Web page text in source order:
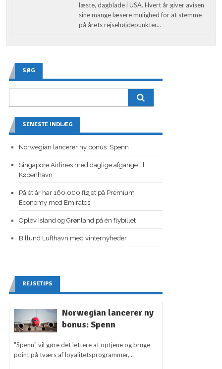
læste, dagblade i USA. Hvert år giver avisen
sine mange læsere mulighed for at stemme
på årets rejsehøjdepunkter...
SØG
SENESTE INDLÆG
Norwegian lancerer ny bonus: Spenn
Singapore Airlines med daglige afgange til
København
På ét år har 160.000 fløjet på Premium
Economy med Emirates
Oplev Island og Grønland på én flybillet
Billund Lufthavn med vinternyheder
REJSETIPS
Norwegian lancerer ny
bonus: Spenn
"Spenn" vil gøre det lettere at optjene og bruge
point på tværs af loyalitetsprogrammer,...